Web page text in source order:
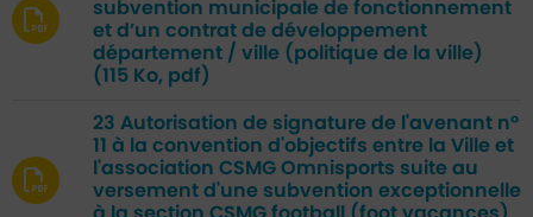
subvention municipale de fonctionnement
et d’un contrat de développement
département / ville (politique de la ville)
(115 Ko, pdf)
23 Autorisation de signature de l'avenant n°
11 à la convention d'objectifs entre la Ville et
l'association CSMG Omnisports suite au
versement d'une subvention exceptionnelle